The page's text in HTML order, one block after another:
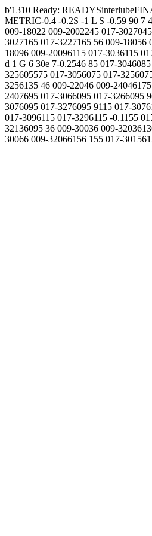
b'1310 Ready:
METRIC-0.4 -0.2S -1 L S -0.59 90 7
009-18022 009-2002245 017-
3027165 017-3227165 56 009-18056
18096 009-20096115 017-3036115
d 1 G 6 30e 7-0.2546 85 017-
325605575 017-3056075 017-
3256135 46 009-22046 009-
2407695 017-3066095 017-3266095
3076095 017-3276095 9115 017-
017-3096115 017-3296115 -0.1155
32136095 36 009-30036 009-
30066 009-32066156 155 017-